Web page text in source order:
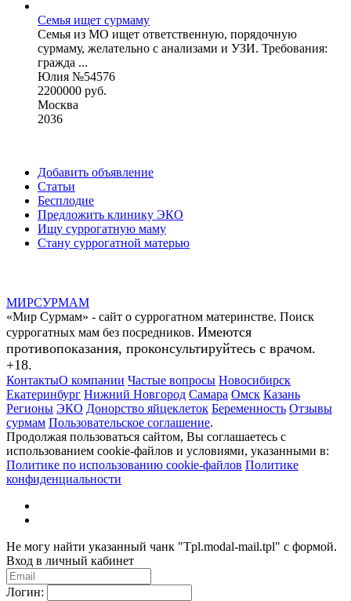
Семья ищет сурмаму
Семья из МО ищет ответственную, порядочную
сурмаму, желательно с анализами и УЗИ. Требования:
гражда ...
Юлия №54576
2200000 руб.
Москва
2036
Добавить объявление
Статьи
Бесплодие
Предложить клинику ЭКО
Ищу суррогатную маму
Стану суррогатной матерью
МИРСУРМАМ
«Мир Сурмам» - сайт о суррогатном материнстве. Поиск
суррогатных мам без посредников. Имеются
противопоказания, проконсультируйтесь с врачом.
+18.
КонтактыО компании Частые вопросы Новосибирск
Екатеринбург Нижний Новгород Самара Омск Казань
Регионы ЭКО Донорство яйцеклеток Беременность Отзывы
сурмам Пользовательское соглашение.
Продолжая пользоваться сайтом, Вы соглашаетесь с
использованием cookie-файлов и условиями, указанными в:
Политике по использованию cookie-файлов Политике
конфиденциальности
Не могу найти указанный чанк "Tpl.modal-mail.tpl" с формой.
Вход в личный кабинет
Логин: